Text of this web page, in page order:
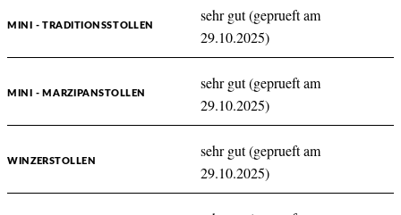
MINI - TRADITIONSSTOLLEN
sehr gut (geprueft am
29.10.2025)
MINI - MARZIPANSTOLLEN
sehr gut (geprueft am
29.10.2025)
WINZERSTOLLEN
sehr gut (geprueft am
29.10.2025)